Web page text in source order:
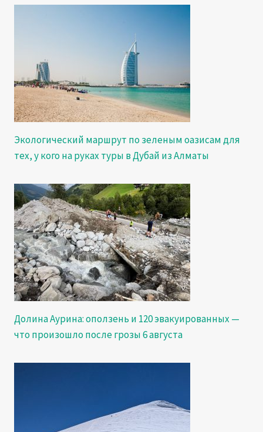
Экологический маршрут по зеленым оазисам для
тех, у кого на руках туры в Дубай из Алматы
Долина Аурина: оползень и 120 эвакуированных —
что произошло после грозы 6 августа